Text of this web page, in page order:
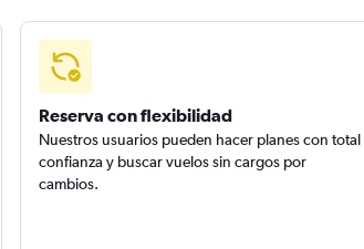
Reserva con flexibilidad
Nuestros usuarios pueden hacer planes con total
confianza y buscar vuelos sin cargos por
cambios.